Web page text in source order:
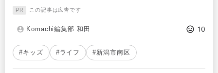
PR この記事は広告です
Komachi編集部 和田 10
#キッズ #ライフ #新潟市南区